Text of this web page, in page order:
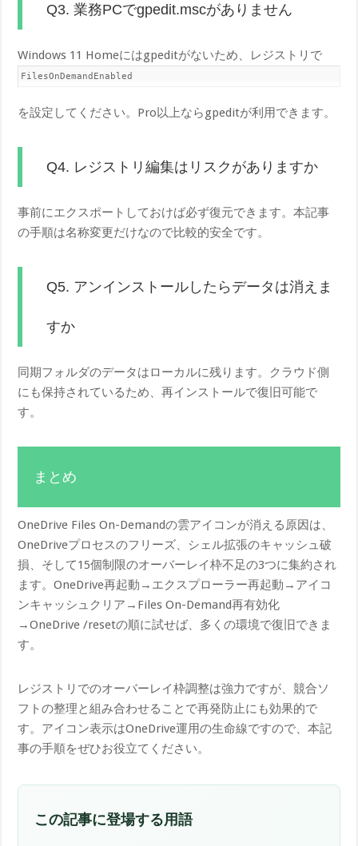
Q3. 業務PCでgpedit.mscがありません
Windows 11 Homeにはgpeditがないため、レジストリで
FilesOnDemandEnabled
を設定してください。Pro以上ならgpeditが利用できます。
Q4. レジストリ編集はリスクがありますか
事前にエクスポートしておけば必ず復元できます。本記事
の手順は名称変更だけなので比較的安全です。
Q5. アンインストールしたらデータは消えま
すか
同期フォルダのデータはローカルに残ります。クラウド側
にも保持されているため、再インストールで復旧可能で
す。
まとめ
OneDrive Files On-Demandの雲アイコンが消える原因は、
OneDriveプロセスのフリーズ、シェル拡張のキャッシュ破
損、そして15個制限のオーバーレイ枠不足の3つに集約され
ます。OneDrive再起動→エクスプローラー再起動→アイコ
ンキャッシュクリア→Files On-Demand再有効化
→OneDrive /resetの順に試せば、多くの環境で復旧できま
す。
レジストリでのオーバーレイ枠調整は強力ですが、競合ソ
フトの整理と組み合わせることで再発防止にも効果的で
す。アイコン表示はOneDrive運用の生命線ですので、本記
事の手順をぜひお役立てください。
この記事に登場する用語